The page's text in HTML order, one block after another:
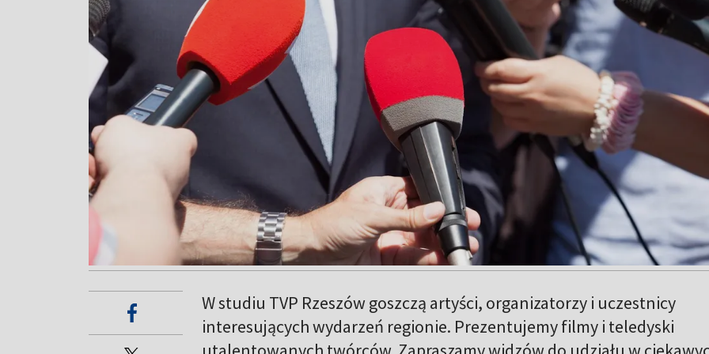
W studiu TVP Rzeszów goszczą artyści, organizatorzy i uczestnicy
interesujących wydarzeń regionie. Prezentujemy filmy i teledyski